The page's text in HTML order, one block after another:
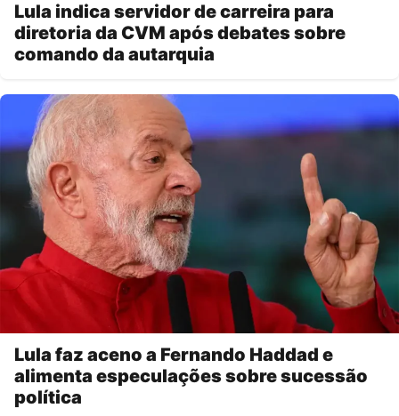
Lula indica servidor de carreira para
diretoria da CVM após debates sobre
comando da autarquia
Lula faz aceno a Fernando Haddad e
alimenta especulações sobre sucessão
política